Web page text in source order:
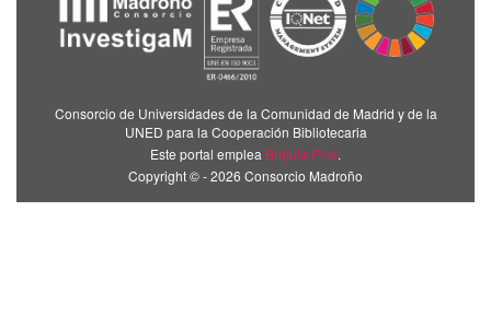
Consorcio de Universidades de la Comunidad de Madrid y de la
UNED para la Cooperación Bibliotecaria
Este portal emplea Brújula Plus.
Copyright © - 2026 Consorcio Madroño